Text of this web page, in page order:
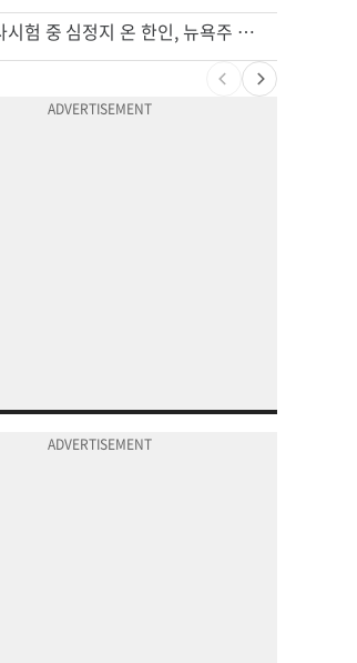
변호사시험 중 심정지 온 한인, 뉴욕주 제소